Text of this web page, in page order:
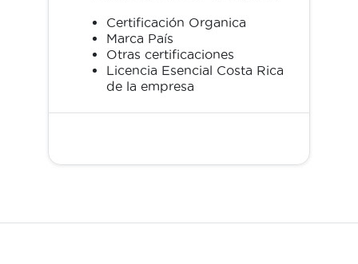
Certificación Organica
Marca País
Otras certificaciones
Licencia Esencial Costa Rica
de la empresa